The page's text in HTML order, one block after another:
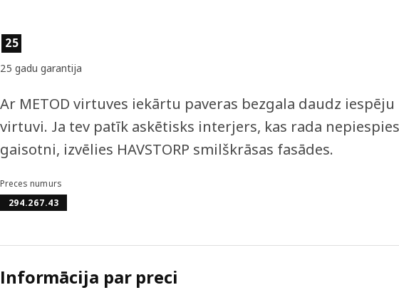
Preces īpašības
25
25 gadu garantija
Ar METOD virtuves iekārtu paveras bezgala daudz
virtuvi. Ja tev patīk askētisks interjers, kas rada
gaisotni, izvēlies HAVSTORP smilškrāsas fasādes.
Preces numurs
294.267.43
Informācija par preci